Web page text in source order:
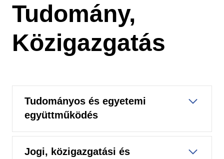
Tudomány,
Közigazgatás
Tudományos és egyetemi
együttműködés
Jogi, közigazgatási és